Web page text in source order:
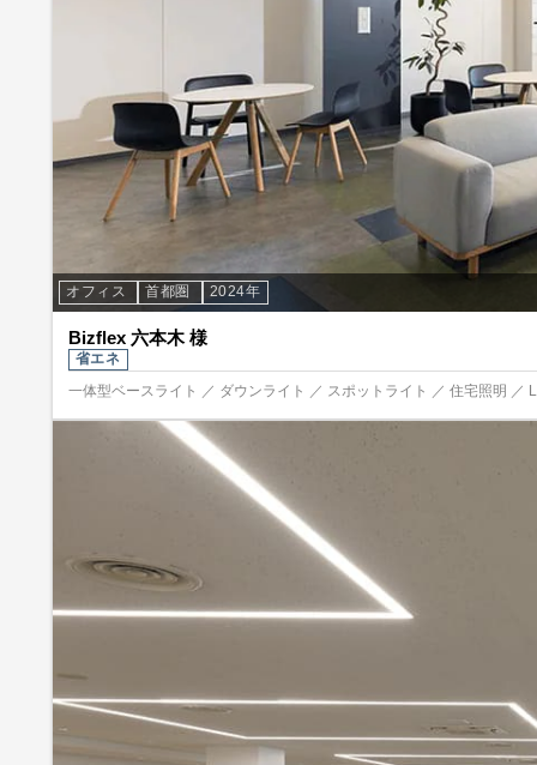
オフィス 首都圏 2024年
Bizflex 六本木 様
省エネ
一体型ベースライト ／ ダウンライト ／ スポットライト ／ 住宅照明 ／